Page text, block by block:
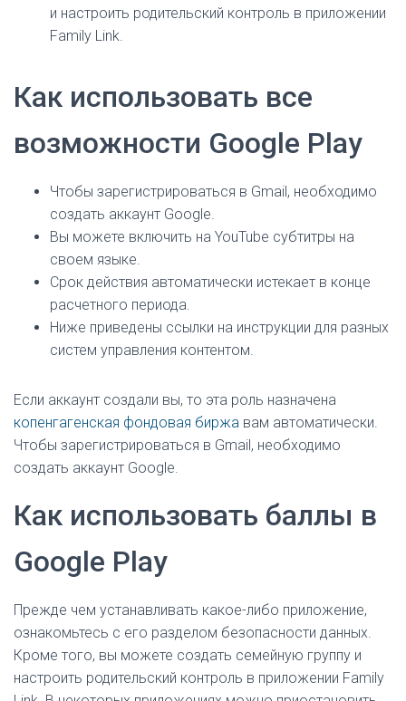
и настроить родительский контроль в приложении
Family Link.
Как использовать все
возможности Google Play
Чтобы зарегистрироваться в Gmail, необходимо
создать аккаунт Google.
Вы можете включить на YouTube субтитры на
своем языке.
Срок действия автоматически истекает в конце
расчетного периода.
Ниже приведены ссылки на инструкции для разных
систем управления контентом.
Если аккаунт создали вы, то эта роль назначена
копенгагенская фондовая биржа вам автоматически.
Чтобы зарегистрироваться в Gmail, необходимо
создать аккаунт Google.
Как использовать баллы в
Google Play
Прежде чем устанавливать какое-либо приложение,
ознакомьтесь с его разделом безопасности данных.
Кроме того, вы можете создать семейную группу и
настроить родительский контроль в приложении Family